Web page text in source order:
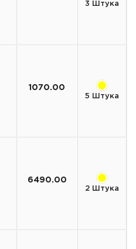
3 Штука
1070.00
5 Штука
6490.00
2 Штука